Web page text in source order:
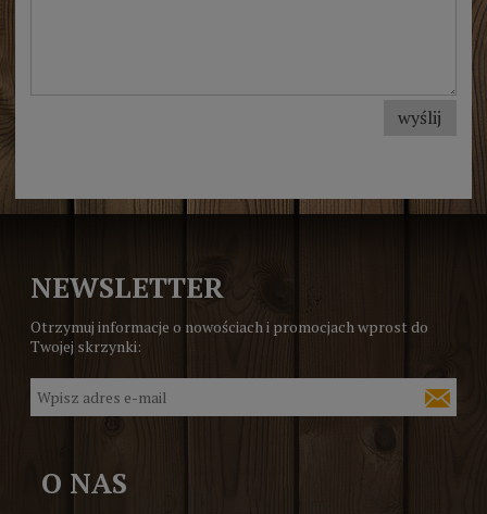
wyślij
NEWSLETTER
Otrzymuj informacje o nowościach i promocjach wprost do
Twojej skrzynki:
O NAS